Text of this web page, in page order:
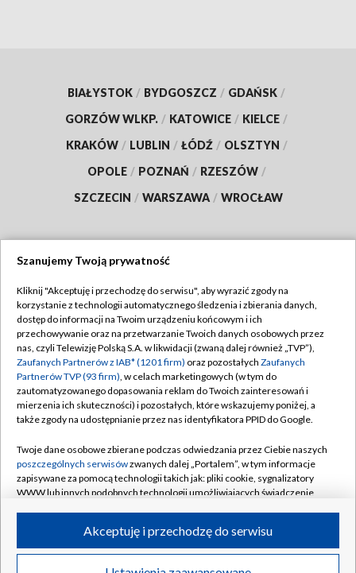
BIAŁYSTOK / BYDGOSZCZ / GDAŃSK /
GORZÓW WLKP. / KATOWICE / KIELCE /
KRAKÓW / LUBLIN / ŁÓDŹ / OLSZTYN /
OPOLE / POZNAŃ / RZESZÓW /
SZCZECIN / WARSZAWA / WROCŁAW
TVP
Abonament TVP
Emisja w TVP
Centrum informacji TVP
Naziemna Telewizja Cyfrowa
Rada Programowa
System NOS
Informacje o nadawcy
Program dla prasy
Regulamin TVP
Polityka prywatności
Moje zgody
Pomoc
Kontakt
Kanały
©2026 Telewizja Polska S.A. w likwidacji
Szanujemy Twoją prywatność
Kliknij "Akceptuję i przechodzę do serwisu", aby wyrazić zgody na
korzystanie z technologii automatycznego śledzenia i zbierania danych,
dostęp do informacji na Twoim urządzeniu końcowym i ich
przechowywanie oraz na przetwarzanie Twoich danych osobowych przez
nas, czyli Telewizję Polską S.A. w likwidacji (zwaną dalej również „TVP”),
Zaufanych Partnerów z IAB* (1201 firm) oraz pozostałych Zaufanych
Partnerów TVP (93 firm), w celach marketingowych (w tym do
zautomatyzowanego dopasowania reklam do Twoich zainteresowań i
mierzenia ich skuteczności) i pozostałych, które wskazujemy poniżej, a
także zgody na udostępnianie przez nas identyfikatora PPID do Google.
Twoje dane osobowe zbierane podczas odwiedzania przez Ciebie naszych
poszczególnych serwisówzwanych dalej „Portalem”, w tym informacje
zapisywane za pomocą technologii takich jak: pliki cookie, sygnalizatory
WWW lub innych podobnych technologii umożliwiających świadczenie
ruchu w Internecie.
Twoje dane osobowe zbierane podczas odwiedzania przez Ciebie
Akceptuję i przechodzę do serwisu